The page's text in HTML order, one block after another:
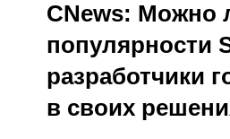
CNews: Можно
популярности
разработчики
в своих